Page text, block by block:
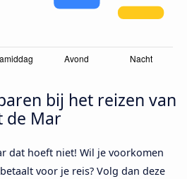
bij het reizen van
de Mar
dat hoeft niet! Wil je voorkomen
voor je reis? Volg dan deze